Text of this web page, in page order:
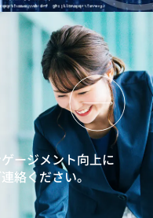
ージメント向上に
絡ください。